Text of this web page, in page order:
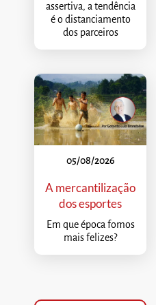
assertiva, a tendência
é o distanciamento
dos parceiros
05/08/2026
A mercantilização
dos esportes
Em que época fomos
mais felizes?